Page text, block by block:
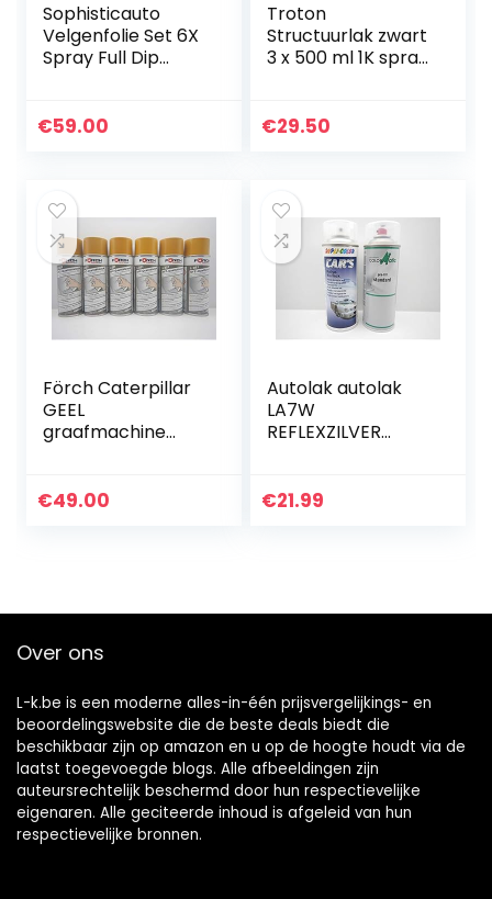
Sophisticauto
Velgenfolie Set 6X
Spray Full Dip
€59.00
Troton
Structuurlak zwart
3 x 500 ml 1K spray
verf
€29.50
Förch Caterpillar
GEEL
graafmachine
spuitbus 400ML
€49.00
Autolak autolak
LA7W
REFLEXZILVER
SPRAYDOSE (2)
€21.99
Over ons
L-k.be is een moderne alles-in-één prijsvergelijkings- en
beoordelingswebsite die de beste deals biedt die
beschikbaar zijn op amazon en u op de hoogte houdt via de
laatst toegevoegde blogs. Alle afbeeldingen zijn
auteursrechtelijk beschermd door hun respectievelijke
eigenaren. Alle geciteerde inhoud is afgeleid van hun
respectievelijke bronnen.